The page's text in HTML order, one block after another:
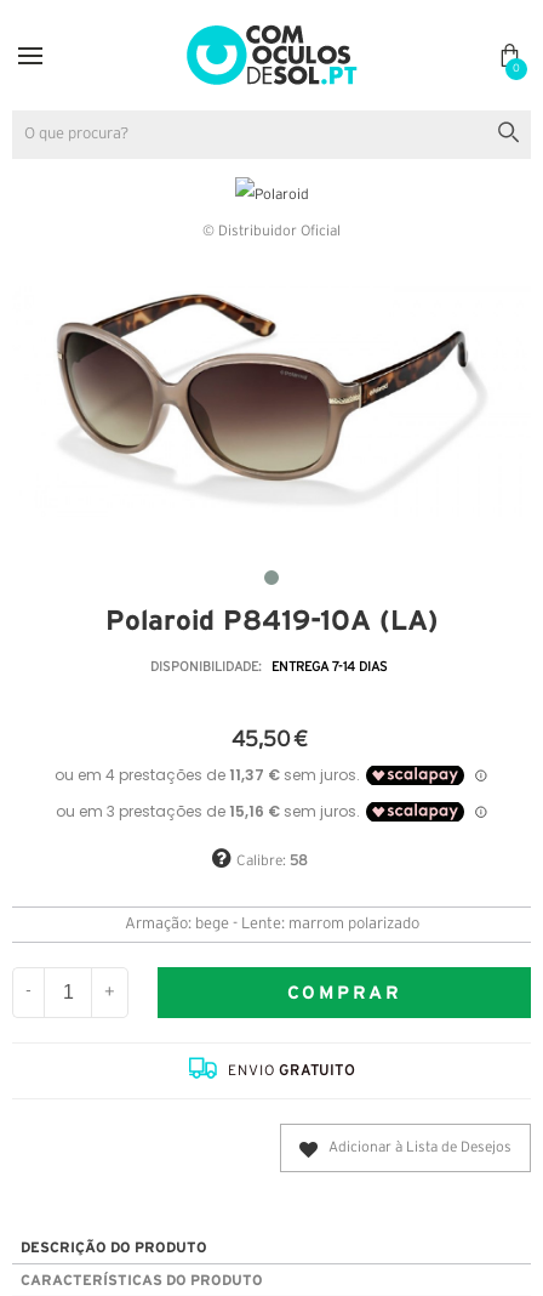
0
© Distribuidor Oficial
Polaroid P8419-10A (LA)
DISPONIBILIDADE: ENTREGA 7-14 DIAS
45,50 €
Calibre: 58
Armação: bege - Lente: marrom polarizado
- + COMPRAR
ENVIOGRATUITO
Adicionar à Lista de Desejos
DESCRIÇÃO DO PRODUTO
CARACTERÍSTICAS DO PRODUTO